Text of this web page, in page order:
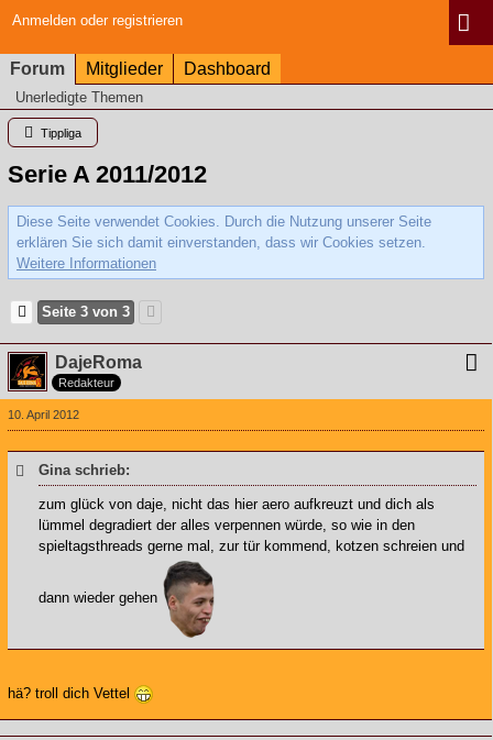
Anmelden oder registrieren
Forum Mitglieder Dashboard
Unerledigte Themen
Tippliga
Serie A 2011/2012
Diese Seite verwendet Cookies. Durch die Nutzung unserer Seite
erklären Sie sich damit einverstanden, dass wir Cookies setzen.
Weitere Informationen
Seite 3 von 3
DajeRoma
Redakteur
10. April 2012
Gina schrieb:
zum glück von daje, nicht das hier aero aufkreuzt und dich als
lümmel degradiert der alles verpennen würde, so wie in den
spieltagsthreads gerne mal, zur tür kommend, kotzen schreien und
dann wieder gehen
hä? troll dich Vettel